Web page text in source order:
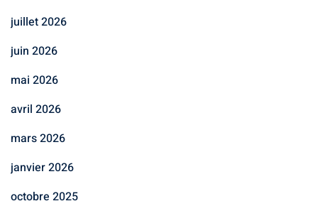
juillet 2026
juin 2026
mai 2026
avril 2026
mars 2026
janvier 2026
octobre 2025